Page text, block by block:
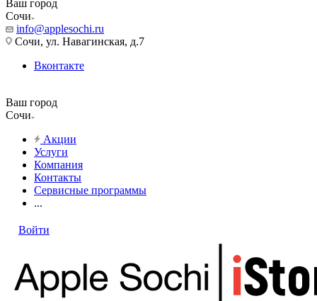
Ваш город
Сочи
info@applesochi.ru
Сочи, ул. Навагинская, д.7
Вконтакте
Ваш город
Сочи
Акции
Услуги
Компания
Контакты
Сервисные программы
...
Войти